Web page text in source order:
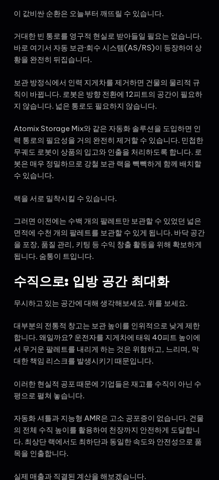
이 값비싼 순환은 오늘부터 깨뜨릴 수 있습니다.
거대한 빈 통로를 영구적 현실로 받아들일 필요는 없습니다.
바로 여기서 자동 보관·회수 시스템(AS/RS)이 등장하여 상
황을 완전히 뒤집습니다.
보관 방정식에서 인력 지게차를 제거하면 건물의 물리적 규
칙이 바뀝니다. 로봇은 방향 전환에 12피트의 공간이 필요하
지 않습니다. 넓은 통로도 필요하지 않습니다.
Atomix Storage Mix와 같은 자동화 솔루션을 도입하면 인
력 통로의 필요성을 거의 완전히 제거할 수 있습니다. 민첩한
무궤도 로봇이 상품의 입고와 인출을 처리하도록 합니다. 로
봇은 매우 정밀하므로 강철 보관 랙을 빽빽하게 함께 배치할
수 있습니다.
랙을 서로 밀착시킬 수 있습니다.
그러면 이전에는 수백 개의 팔레트만 보관할 수 있었던 넓은
면적에 수천 개의 팔레트를 보관할 수 있게 됩니다. 바닥 공간
을 포장, 품질 관리, 키팅 등 수익 창출 활동을 위해 확보하게
됩니다. 숨통이 트입니다.
수직으로: 입방 공간 최대화
무시하고 있는 공간에 대해 생각해보세요. 위를 보세요.
대부분의 전통적 창고는 보관 높이를 인위적으로 낮게 제한
합니다. 왜일까요? 운전자를 지게차에 태워 40피트 높이에
서 무거운 팔레트를 내리게 하는 것은 위험하고, 느리며, 막
대한 책임 리스크를 발생시키기 때문입니다.
이러한 현실적 공포 때문에 기업들은 재고를 수직이 아닌 수
평으로 펼쳐 놓습니다.
자동화 셔틀과 지능형 AMR은 고소 공포증이 없습니다. 건물
의 전체 수직 높이를 활용하여 천장까지 안전하게 도달합니
다. 최상단 랙에서도 최하단과 동일한 속도와 안전성으로 품
목을 인출합니다.
실제 매출과 직결된 계산을 해보겠습니다.